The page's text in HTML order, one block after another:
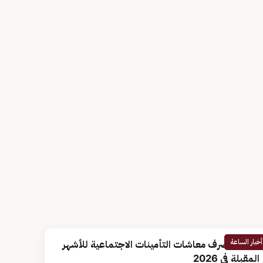
أخبار الساعة
مواعيد صرف معاشات التأمينات الاجتماعية للأشهر
المقبلة في 2026